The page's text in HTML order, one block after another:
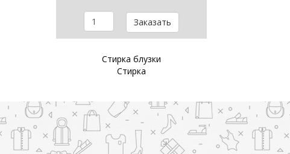
Заказать
Стирка блузки
Стирка